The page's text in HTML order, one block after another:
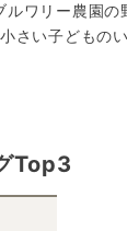
ワリー農園
さい子どもの
Top3